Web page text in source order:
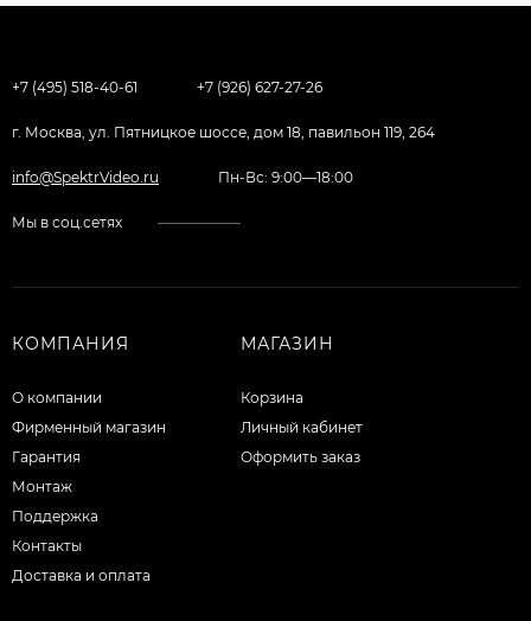
+7 (495) 518-40-61 +7 (926) 627-27-26
г. Москва, ул. Пятницкое шоссе, дом 18, павильон 119, 264
info@SpektrVideo.ru Пн-Вс: 9:00—18:00
Мы в соц.сетях
КОМПАНИЯ
О компании
Фирменный магазин
Гарантия
Монтаж
Поддержка
Контакты
Доставка и оплата
МАГАЗИН
Корзина
Личный кабинет
Оформить заказ